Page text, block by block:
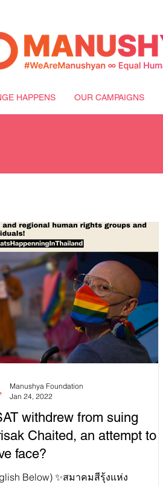
HAPPENS OUR CAMPAIGNS
withdrew from suing
Chaited, an attempt to
face?
Below) ✨สมาคมสีรุ้งแห่ง
Manushya Foundation
Jan 24, 2022